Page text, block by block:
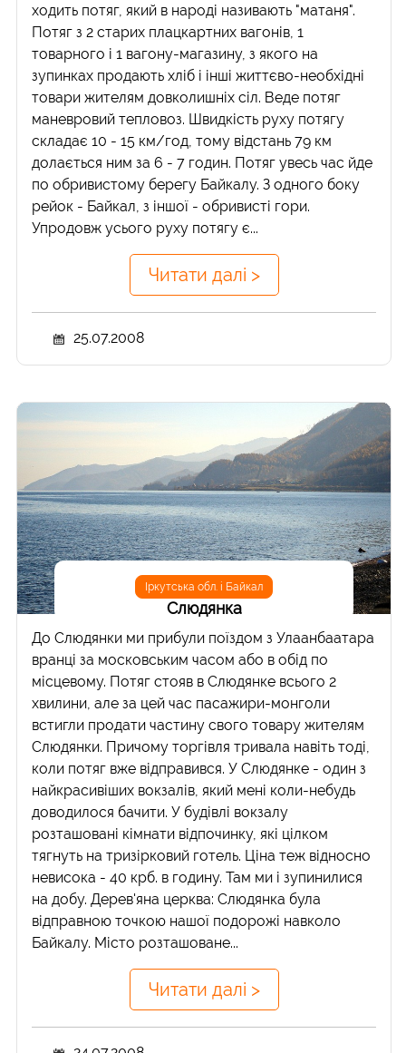
ходить потяг, який в народі називають "матаня".
Потяг з 2 старих плацкартних вагонів, 1
товарного і 1 вагону-магазину, з якого на
зупинках продають хліб і інші життєво-необхідні
товари жителям довколишніх сіл. Веде потяг
маневровий тепловоз. Швидкість руху потягу
складає 10 - 15 км/год, тому відстань 79 км
долається ним за 6 - 7 годин. Потяг увесь час йде
по обривистому берегу Байкалу. З одного боку
рейок - Байкал, з іншої - обривисті гори.
Упродовж усього руху потягу є...
Читати далі >
25.07.2008
Іркутська обл. і Байкал
Слюдянка
До Слюдянки ми прибули поїздом з Улаанбаатара
вранці за московським часом або в обід по
місцевому. Потяг стояв в Слюдянке всього 2
хвилини, але за цей час пасажири-монголи
встигли продати частину свого товару жителям
Слюдянки. Причому торгівля тривала навіть тоді,
коли потяг вже відправився. У Слюдянке - один з
найкрасивіших вокзалів, який мені коли-небудь
доводилося бачити. У будівлі вокзалу
розташовані кімнати відпочинку, які цілком
тягнуть на тризірковий готель. Ціна теж відносно
невисока - 40 крб. в годину. Там ми і зупинилися
на добу. Дерев'яна церква: Слюдянка була
відправною точкою нашої подорожі навколо
Байкалу. Місто розташоване...
Читати далі >